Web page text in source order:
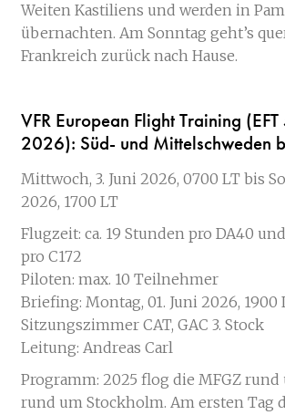
Weiten Kastiliens und werden in
übernachten. Am Sonntag geht’s
Frankreich zurück nach Hause.
VFR European Flight Training
2026): Süd- und Mittelschweden
Mittwoch, 3. Juni 2026, 0700 LT bis
2026, 1700 LT
Flugzeit: ca. 19 Stunden pro DA40
pro C172
Piloten: max. 10 Teilnehmer
Briefing: Montag, 01. Juni 2026, 1900
Sitzungszimmer CAT, GAC 3. Stock
Leitung: Andreas Carl
Programm: 2025 flog die MFGZ rund
rund um Stockholm. Am ersten Tag